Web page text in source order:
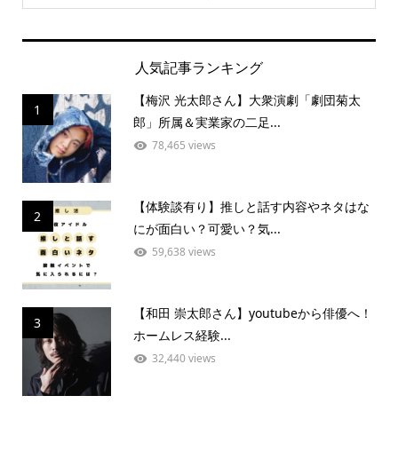
人気記事ランキング
1
【梅沢 光太郎さん】大衆演劇「劇団菊太
郎」所属＆実業家の二足...
78,465 views
2
【体験談有り】推しと話す内容やネタはな
にが面白い？可愛い？気...
59,638 views
3
【和田 崇太郎さん】youtubeから俳優へ！
ホームレス経験...
32,440 views